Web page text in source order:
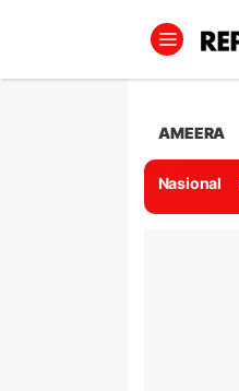
AMEERA
Nasional